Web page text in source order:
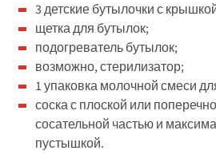
3 детские бутылочки с
щетка для бутылок;
подогреватель бутылок;
возможно, стерилизатор;
1 упаковка молочной смеси
соска с плоской или
сосательной частью и
пустышкой.